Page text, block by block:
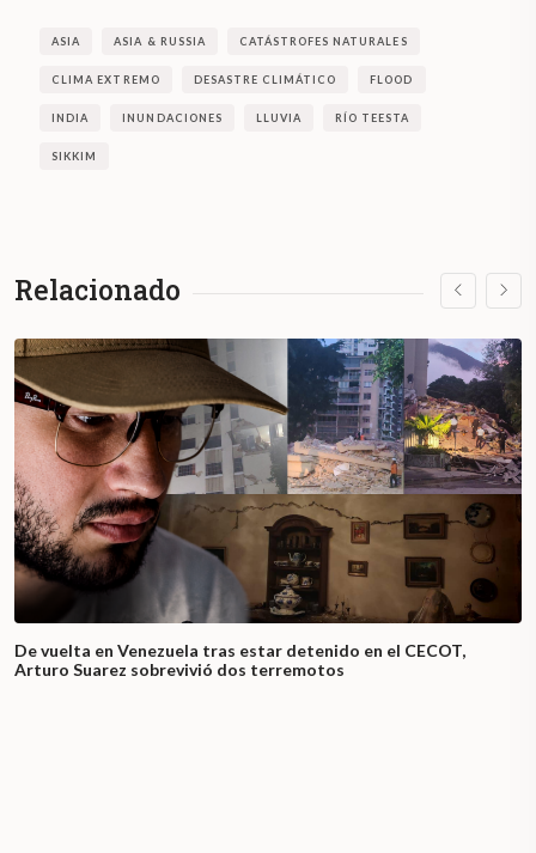
ASIA ASIA & RUSSIA CATÁSTROFES NATURALES
CLIMA EXTREMO DESASTRE CLIMÁTICO FLOOD
INDIA INUNDACIONES LLUVIA RÍO TEESTA
SIKKIM
Relacionado
De vuelta en Venezuela tras estar detenido en el CECOT,
Arturo Suarez sobrevivió dos terremotos